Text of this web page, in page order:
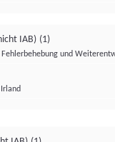
IAB) (1)
und